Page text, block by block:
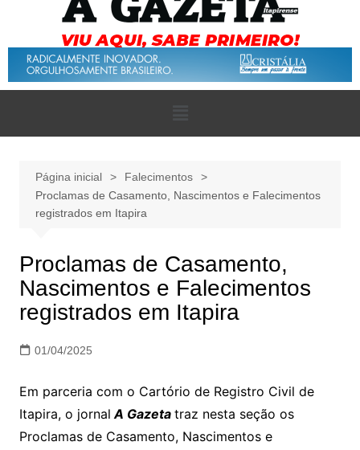
Página inicial
Falecimentos
Proclamas de Casamento, Nascimentos e Falecimentos
registrados em Itapira
Proclamas de Casamento,
Nascimentos e Falecimentos
registrados em Itapira
01/04/2025
Em parceria com o Cartório de Registro Civil de
Itapira, o jornal A Gazeta traz nesta seção os
Proclamas de Casamento, Nascimentos e